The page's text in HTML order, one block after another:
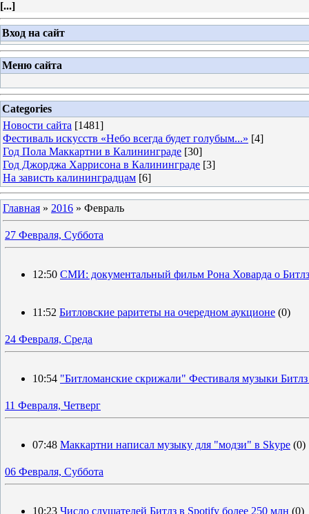
[...]
Вход на сайт
Меню сайта
Categories
Новости сайта [1481]
Фестиваль искусств «Небо всегда будет голубым...» [4]
Год Пола Маккартни в Калининграде [30]
Год Джорджа Харрисона в Калининграде [3]
На зависть калининградцам [6]
Главная » 2016 » Февраль
27 Февраля, Суббота
12:50 СМИ: документальный фильм Рона Ховарда о
11:52 Битловские раритеты на очередном аукционе (0)
24 Февраля, Среда
10:54 "Битломанские скрижали" Фестиваля музыки
11 Февраля, Четверг
07:48 Маккартни написал музыку для "модзи" в Skype (0)
06 Февраля, Суббота
10:23 Число слушателей Битлз в Spotify более 250 млн (0)